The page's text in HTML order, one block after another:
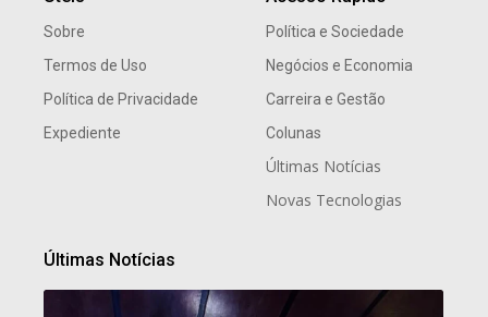
Sobre
Termos de Uso
Política de Privacidade
Expediente
Política e Sociedade
Negócios e Economia
Carreira e Gestão
Colunas
Últimas Notícias
Novas Tecnologias
Últimas Notícias